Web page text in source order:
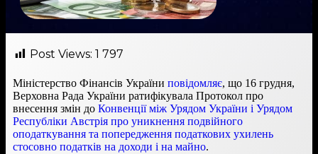
Post Views: 1 797
Міністерство Фінансів України повідомляє, що 16 грудня,
Верховна Рада України ратифікувала Протокол про
внесення змін до Конвенції між Урядом України і Урядом
Республіки Австрія про уникнення подвійного
оподаткування та попередження податкових ухилень
стосовно податків на доходи і на майно.